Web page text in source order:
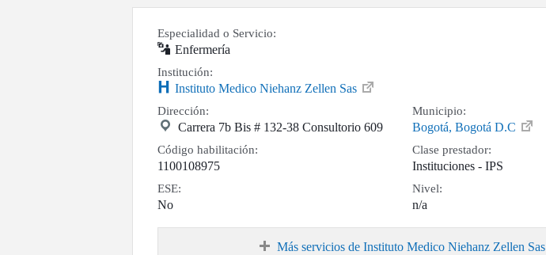
Especialidad o Servicio:
Enfermería
Institución:
Instituto Medico Niehanz Zellen Sas
Dirección:
Carrera 7b Bis # 132-38 Consultorio 609
Código habilitación:
1100108975
ESE:
No
Municipio:
Bogotá, Bogotá D.C
Clase prestador:
Instituciones - IPS
Nivel:
n/a
Más servicios de Instituto Medico Niehanz Zellen Sas